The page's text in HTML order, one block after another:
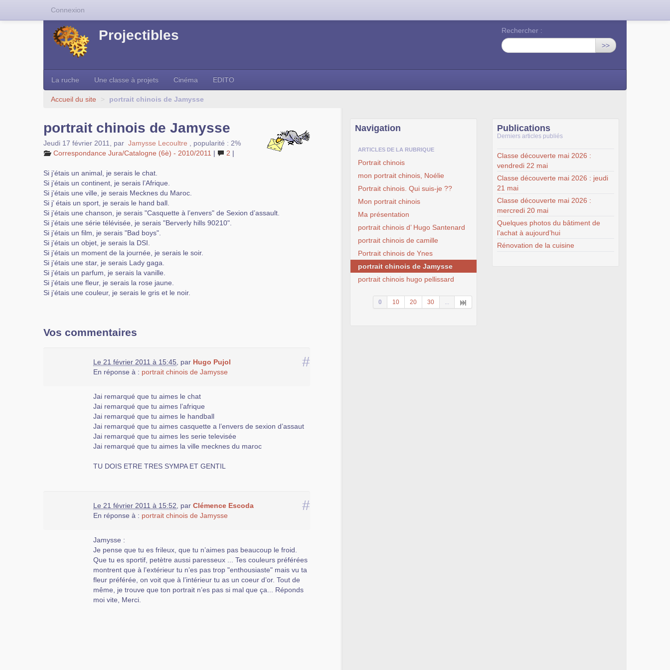
Projectibles
Rechercher :
>>
La ruche Une classe à projets Cinéma EDITO
Accueil du site > portrait chinois de Jamysse
portrait chinois de Jamysse
Jeudi 17 février 2011 par Jamysse Lecoultre
popularité : 2%
Correspondance Jura/Catalogne (6è) - 2010/2011 | 2 |
Si j’étais un animal, je serais le chat.
Si j’étais un continent, je serais l’Afrique.
Si j’étais une ville, je serais Mecknes du Maroc.
Si j’ étais un sport, je serais le hand ball.
Si j’étais une chanson, je serais "Casquette à l’envers" de Sexion d’assault.
Si j’étais une série télévisée, je serais "Berverly hills 90210".
Si j’étais un film, je serais "Bad boys".
Si j’étais un objet, je serais la DSI.
Si j’étais un moment de la journée, je serais le soir.
Si j’étais une star, je serais Lady gaga.
Si j’étais un parfum, je serais la vanille.
Si j’étais une fleur, je serais la rose jaune.
Si j’étais une couleur, je serais le gris et le noir.
Vos commentaires
#
Le 21 février 2011 à 15:45 par Hugo Pujol
En réponse à : portrait chinois de Jamysse
Jai remarqué que tu aimes le chat
Jai remarqué que tu aimes l’afrique
Jai remarqué que tu aimes le handball
Jai remarqué que tu aimes casquette a l’envers de sexion d’assaut
Jai remarqué que tu aimes les serie televisée
Jai remarqué que tu aimes la ville mecknes du maroc
TU DOIS ETRE TRES SYMPA ET GENTIL
#
Le 21 février 2011 à 15:52 par Clémence Escoda
En réponse à : portrait chinois de Jamysse
Jamysse :
Je pense que tu es frileux, que tu n’aimes pas beaucoup le froid.
Que tu es sportif, petètre aussi paresseux ... Tes couleurs préférées
montrent que à l’extérieur tu n’es pas trop "enthousiaste" mais vu ta
fleur préférée, on voit que à l’intérieur tu as un coeur d’or. Tout de
même, je trouve que ton portrait n’es pas si mal que ça... Réponds
moi vite, Merci.
Navigation
ARTICLES DE LA RUBRIQUE
Portrait chinois
mon portrait chinois, Noélie
Portrait chinois. Qui suis-je ??
Mon portrait chinois
Ma présentation
portrait chinois d’ Hugo Santenard
portrait chinois de camille
Portrait chinois de Ynes
portrait chinois de Jamysse
portrait chinois hugo pellissard
0 10 20 30 ...
Publications
Derniers articles publiés
Classe découverte mai 2026 :
vendredi 22 mai
Classe découverte mai 2026 : jeudi
21 mai
Classe découverte mai 2026 :
mercredi 20 mai
Quelques photos du bâtiment de
l’achat à aujourd’hui
Rénovation de la cuisine
Connexion